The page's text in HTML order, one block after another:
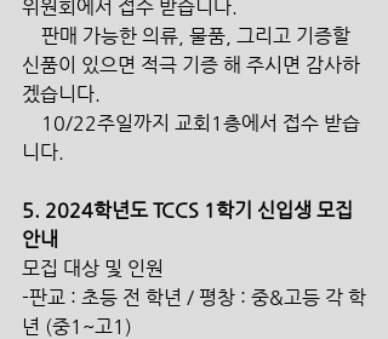
위원회에서 접수 받습니다.
신품이 있으면 적극 기증 해 주시면 감사하
겠습니다.
니다.
5. 2024학년도 TCCS 1학기 신입생 모집
안내
모집 대상 및 인원
-판교 : 초등 전 학년 / 평창 : 중&고등 각 학
년 (중1~고1)